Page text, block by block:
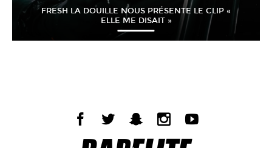
FRESH LA DOUILLE NOUS PRÉSENTE LE CLIP «
ELLE ME DISAIT »